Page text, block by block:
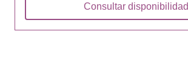
Consultar disponibilidad